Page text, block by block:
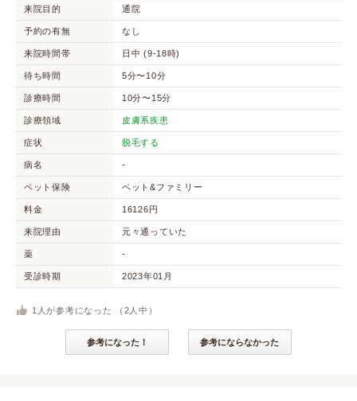
来院目的 通院
予約の有無 なし
来院時間帯 日中 (9-18時)
待ち時間 5分〜10分
診療時間 10分〜15分
診療領域 皮膚系疾患
症状 脱毛する
病名 -
ペット保険 ペット&ファミリー
料金 16126円
来院理由 元々通っていた
薬 -
受診時期 2023年01月
1 人が参考になった （ 2 人中）
参考になった！ 参考にならなかった